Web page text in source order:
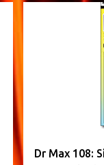
Dr Max 108: